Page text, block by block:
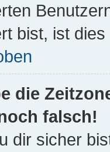
bist, ist
die
falsch!
dir sicher